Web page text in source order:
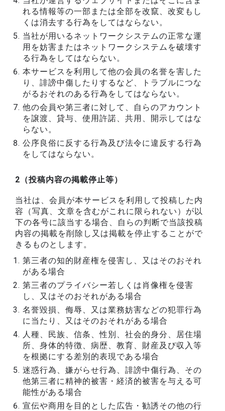
れる情報等の一部または全部を改竄、改変もし
くは消去する行為をしてはならない。
当社が用いるネットワークシステムの正常な運
用を妨害またはネットワークシステムを破壊す
る行為をしてはならない。
本サービスを利用して他の会員の名誉を害した
り、誹謗中傷したりするなど、トラブルにつな
がるおそれのある行為をしてはならない。
他の会員や第三者に対して、自らのアカウント
を譲渡、貸与、使用許諾、共用、開示してはな
らない。
公序良俗に反する行為及び法令に違反する行為
をしてはならない。
2（投稿内容の掲載停止等）
当社は、会員が本サービスを利用して投稿した内
容（写真、文章を含むがこれに限られない）が以
下の各号に該当する場合、自らの判断で当該投稿
内容の掲載を削除し又は掲載を停止することがで
きるものとします。
第三者の知的財産権を侵害し、又はそのおそれ
がある場合
第三者のプライバシー若しくは肖像権を侵害
し、又はそのおそれがある場合
名誉毀損、侮辱、又は業務妨害などの犯罪行為
に当たり、又はそのおそれがある場合
人種、民族、信条、性別、社会的身分、居住場
所、身体的特徴、病歴、教育、財産及び収入等
を根拠にする差別的表現である場合
迷惑行為、嫌がらせ行為、誹謗中傷行為、その
他第三者に精神的被害・経済的被害を与える可
能性がある場合
宣伝や商用を目的とした広告・勧誘その他の行